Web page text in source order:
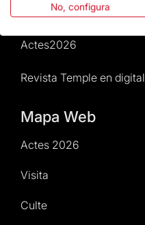
Dona un impuls
Actes2026
Revista Temple en digital
Mapa Web
Actes 2026
Visita
Culte
No, configura